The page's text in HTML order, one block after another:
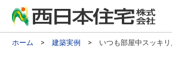
ホーム > 建築実例 > いつも部屋中スッキリ